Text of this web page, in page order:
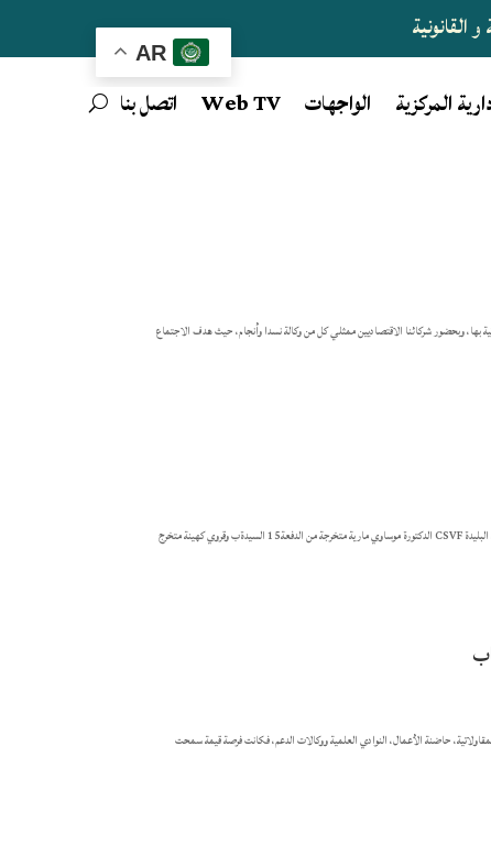
AR
القانونية
المركزية الواجهات Web TV اتصل بنا
بها، وبحضور شركائنا الاقتصاديين ممثلي كل من وكالة نسدا وأنجام، حيث هدف الاجتماع
يتشرف مركز تطوير المقاولاتية لجامعة البليدة 1 بتهنئة كل من السيدات الآتية أسمائهن بمناسبة ظفرهن بموافقة لجنة إنتقاء وتمويل المشاريع لولاية البليدة CSVF الدكتورة موساوي مارية متخرجة من الدفعة15 السيدةب وقروي كهينة متخرج
تطوير المقاولاتية، حاضنة الأعمال، النوادي العلمية ووكالات الدعم، فكانت فرصة قيمة سمحت